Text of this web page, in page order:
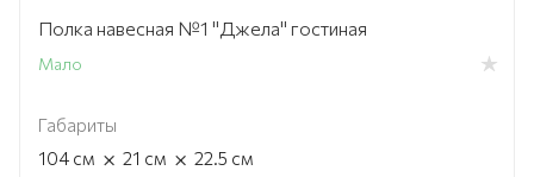
Полка навесная №1 "Джела" гостиная
Мало
Габариты
104 см × 21 см × 22.5 см